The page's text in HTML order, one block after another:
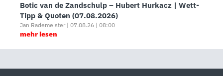
Botic van de Zandschulp – Hubert Hurkacz | Wett-
Tipp & Quoten (07.08.2026)
Jan Rademeister | 07.08.26 | 08:00
mehr lesen